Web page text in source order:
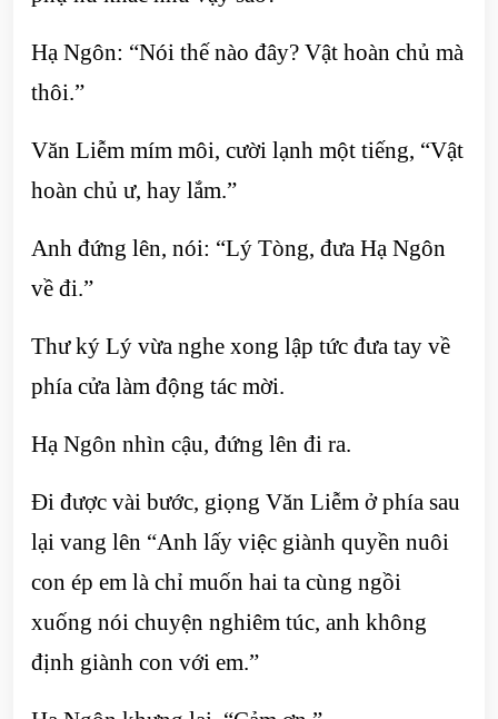
Hạ Ngôn: “Nói thế nào đây? Vật hoàn chủ mà
thôi.”
Văn Liễm mím môi, cười lạnh một tiếng, “Vật
hoàn chủ ư, hay lắm.”
Anh đứng lên, nói: “Lý Tòng, đưa Hạ Ngôn
về đi.”
Thư ký Lý vừa nghe xong lập tức đưa tay về
phía cửa làm động tác mời.
Hạ Ngôn nhìn cậu, đứng lên đi ra.
Đi được vài bước, giọng Văn Liễm ở phía sau
lại vang lên “Anh lấy việc giành quyền nuôi
con ép em là chỉ muốn hai ta cùng ngồi
xuống nói chuyện nghiêm túc, anh không
định giành con với em.”